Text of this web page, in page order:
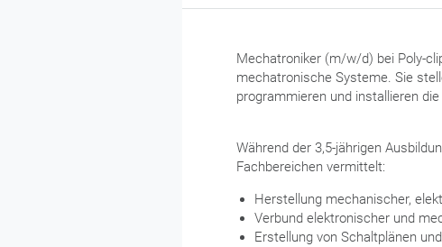
Mechatroniker (m/w/d) bei Poly-
mechatronische Systeme. Sie
programmieren und installieren
Während der 3,5-jährigen
Fachbereichen vermittelt:
Herstellung mechanischer,
Verbund elektronischer und
Erstellung von Schaltplänen